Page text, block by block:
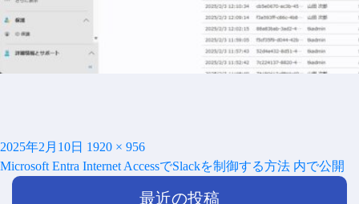
投
稿
日:
2025年2月10日 フ
ル
1920 × 956
投
Microsoft Entra Internet AccessでSlackを制御する方法 内で公開
最近の投稿